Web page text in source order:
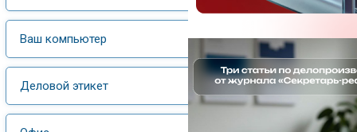
Ваш компьютер
Деловой этикет